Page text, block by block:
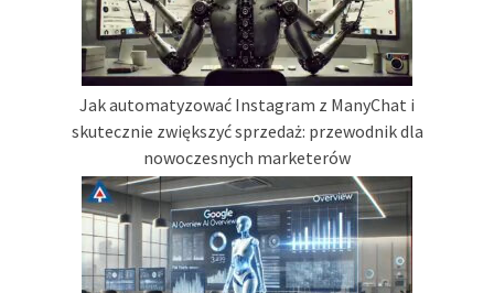
Jak automatyzować Instagram z ManyChat i
skutecznie zwiększyć sprzedaż: przewodnik dla
nowoczesnych marketerów